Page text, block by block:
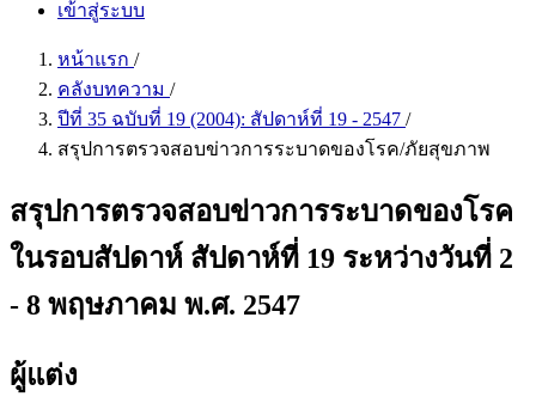
เข้าสู่ระบบ
หน้าแรก /
คลังบทความ /
ปีที่ 35 ฉบับที่ 19 (2004): สัปดาห์ที่ 19 - 2547 /
สรุปการตรวจสอบข่าวการระบาดของโรค/ภัยสุขภาพ
สรุปการตรวจสอบข่าวการระบาดของโรค
ในรอบสัปดาห์ สัปดาห์ที่ 19 ระหว่างวันที่ 2
- 8 พฤษภาคม พ.ศ. 2547
ผู้แต่ง